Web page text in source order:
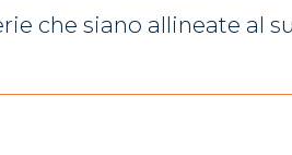
che siano allineate al